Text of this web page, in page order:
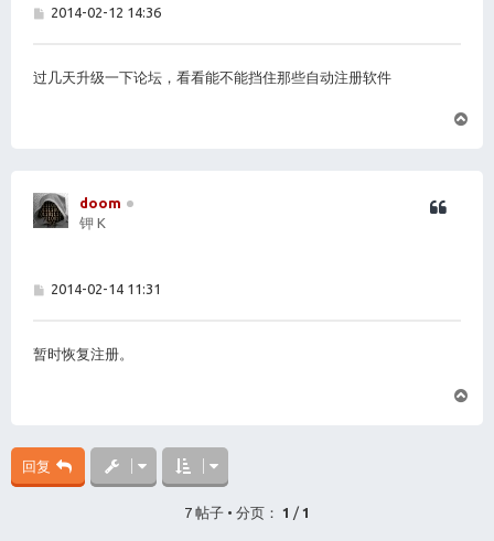
帖
2014-02-12 14:36
过几天升级一下论坛，看看能不能挡住那些自动注册软件
doom
钾 K
帖
2014-02-14 11:31
暂时恢复注册。
回复
7 帖子 • 分页： 1 / 1